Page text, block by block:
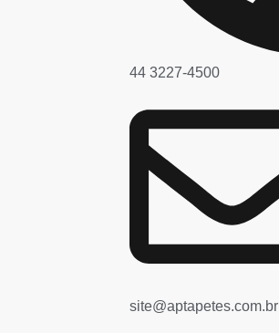
44 3227-4500
site@aptapetes.com.br